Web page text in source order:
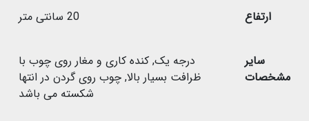
ارتفاع 20 سانتی متر
سایر
مشخصات
درجه یک, کنده کاری و مغار روی چوب با
ظرافت بسیار بالا, چوب روی گردن در انتها
شکسته می باشد